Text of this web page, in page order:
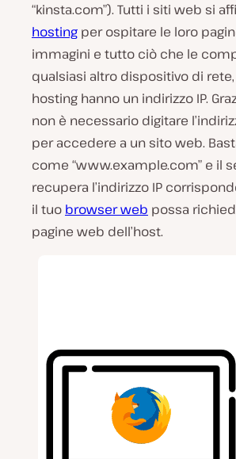
“kinsta.com”). Tutti i siti web si
hosting per ospitare le loro
immagini e tutto ciò che le
qualsiasi altro dispositivo di
hosting hanno un indirizzo IP.
non è necessario digitare
per accedere a un sito web.
come “www.example.com” e il
recupera l’indirizzo IP
il tuo browser web possa
pagine web dell’host.